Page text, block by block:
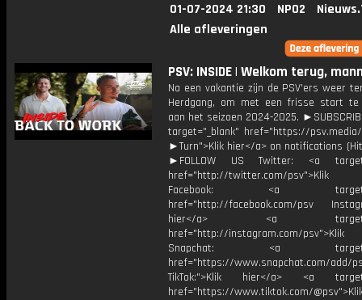
01-07-2024 21:30 NPO2
Alle afleveringen
PSV: INSIDE | Welkom terug,
Na een vakantie zijn de PSV'ers weer
Herdgang, om met een frisse start te
aan het seizoen 2024-2025.
target="_blank" href="https://psv.media/
►Turn">Klik hier</a> on notifications
►FOLLOW US Twitter: <a
href="http://twitter.com/psv">Klik
Facebook: <a
href="http://facebook.com/psv
hier</a> <a
href="http://instagram.com/
Snapchat: <a
href="https://www.snapchat.com/add/
TikTok:">Klik hier</a> <a
href="https://www.tiktok.com/